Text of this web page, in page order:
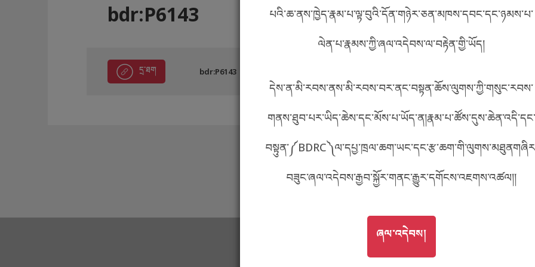
བོད་ཡིག
English
ភាសាខ្មែរ
པའི་ཆ་ནས་ཁྱེད་རྣམ་པ་ལྟ་བུའི་དོན་གཉེར་ཅན་མཁས་དབང་དང་ཉམས་པ་
ལེན་པ་རྣམས་ཀྱི་ཞལ་འདེབས་ལ་བརྟེན་གྱི་ཡོད།
དེས་ན་མི་རབས་ནས་མི་རབས་བར་ནང་བསྟན་ཆོས་ལུགས་ཀྱི་གསུང་རབས་
གནས་ཐུབ་པར་ཡིད་ཆེས་དང་མོས་པ་ཡོད་ན།རྣམ་པ་ཚོས་དུས་ཆེན་འདི་དང་
བཟུང་ཞལ་འདེབས་རྒྱབ་སྐྱོར་གནང་རྒྱུར་དགོངས་འཇགས་འཚལ།།
GO TOཞལ་འདེབས།
ཞལ་འདེབས།
bdr:P6143
དྲ་ཐག bdr:P6143